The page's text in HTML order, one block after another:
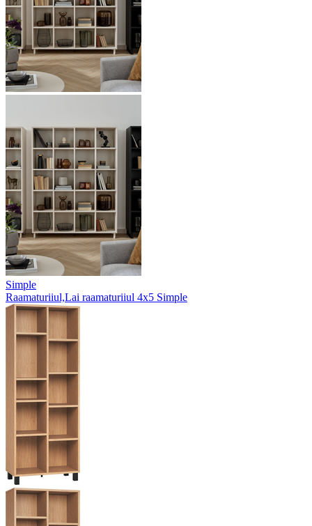
Simple
Raamaturiiul,Lai raamaturiiul 4x5 Simple